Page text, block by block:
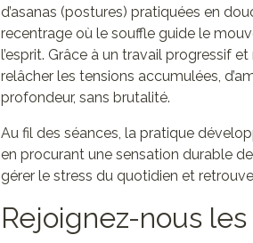
d’asanas (postures) pratiquées en
recentrage où le souffle guide le
l’esprit. Grâce à un travail progressif
relâcher les tensions accumulées,
profondeur, sans brutalité.
Au fil des séances, la pratique
en procurant une sensation durable
gérer le stress du quotidien et
Rejoignez-nous